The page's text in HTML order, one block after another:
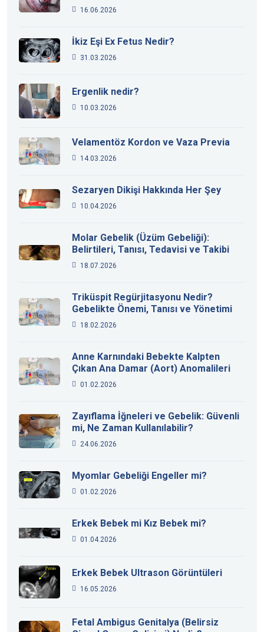
16.06.2026
İkiz Eşi Ex Fetus Nedir?
31.03.2026
Ergenlik nedir?
10.03.2026
Velamentöz Kordon ve Vaza Previa
14.03.2026
Sezaryen Dikişi Hakkında Her Şey
10.04.2026
Molar Gebelik (Üzüm Gebeliği):
Belirtileri, Tanısı, Tedavisi ve Takibi
18.07.2026
Triküspit Regürjitasyonu Nedir?
Gebelikte Önemi, Tanısı ve Yönetimi
18.02.2026
Anne Karnındaki Bebekte Kalpten
Çıkan Ana Damar (Aort) Anomalileri
01.02.2026
Zayıflama İğneleri ve Gebelik: Güvenli
mi, Ne Zaman Kullanılabilir?
24.06.2026
Myomlar Gebeliği Engeller mi?
01.02.2026
Erkek Bebek mi Kız Bebek mi?
01.04.2026
Erkek Bebek Ultrason Görüntüleri
16.05.2026
Fetal Ambigus Genitalya (Belirsiz